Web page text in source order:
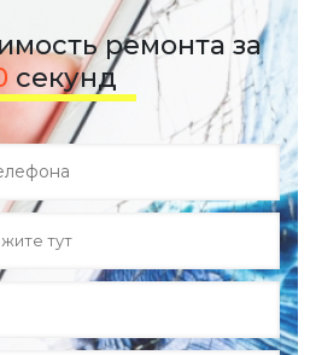
ремонта за
секунд